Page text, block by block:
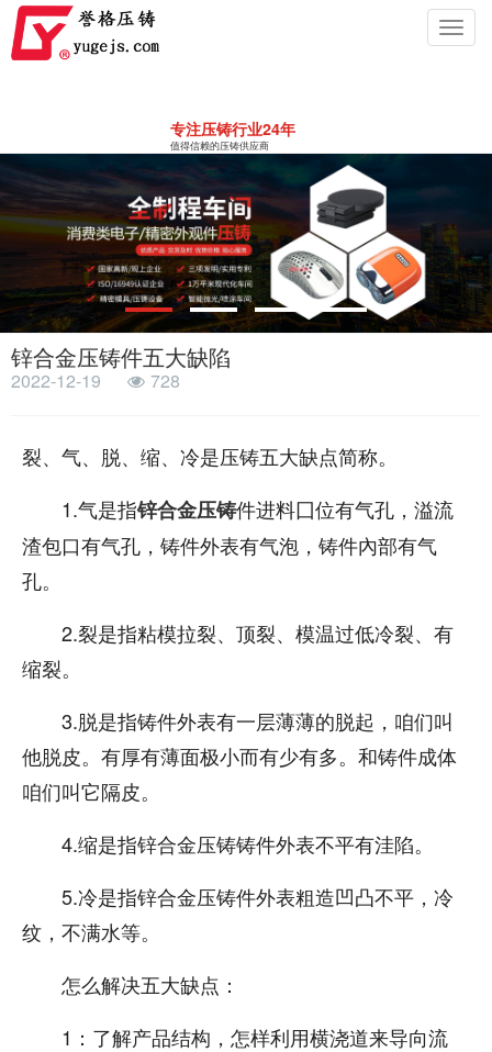
专注压铸行业24年
值得信赖的压铸供应商
锌合金压铸件五大缺陷
2022-12-19 728
裂、气、脱、缩、冷是压铸五大缺点简称。
1.气是指锌合金压铸件进料囗位有气孔，溢流
渣包口有气孔，铸件外表有气泡，铸件內部有气
孔。
2.裂是指粘模拉裂、顶裂、模温过低冷裂、有
缩裂。
3.脱是指铸件外表有一层薄薄的脱起，咱们叫
他脱皮。有厚有薄面极小而有少有多。和铸件成体
咱们叫它隔皮。
4.缩是指锌合金压铸铸件外表不平有洼陷。
5.冷是指锌合金压铸件外表粗造凹凸不平，冷
纹，不满水等。
怎么解决五大缺点：
1：了解产品结构，怎样利用横浇道来导向流